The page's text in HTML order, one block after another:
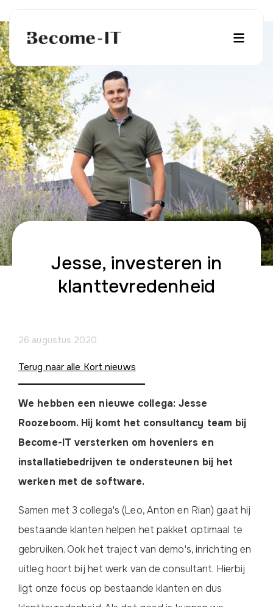
Jesse, investeren in
klanttevredenheid
26 augustus 2020
Terug naar alle Kort nieuws
We hebben een nieuwe collega: Jesse
Roozeboom. Hij komt het consultancy team bij
Become-IT versterken om hoveniers en
installatiebedrijven te ondersteunen bij het
werken met de software.
Samen met 3 collega's (Leo, Anton en Rian) gaat hij
bestaande klanten helpen het pakket optimaal te
gebruiken. Ook het traject van demo's, inrichting en
uitleg hoort bij het werk van de consultant. Hierbij
ligt onze focus op bestaande klanten en dus